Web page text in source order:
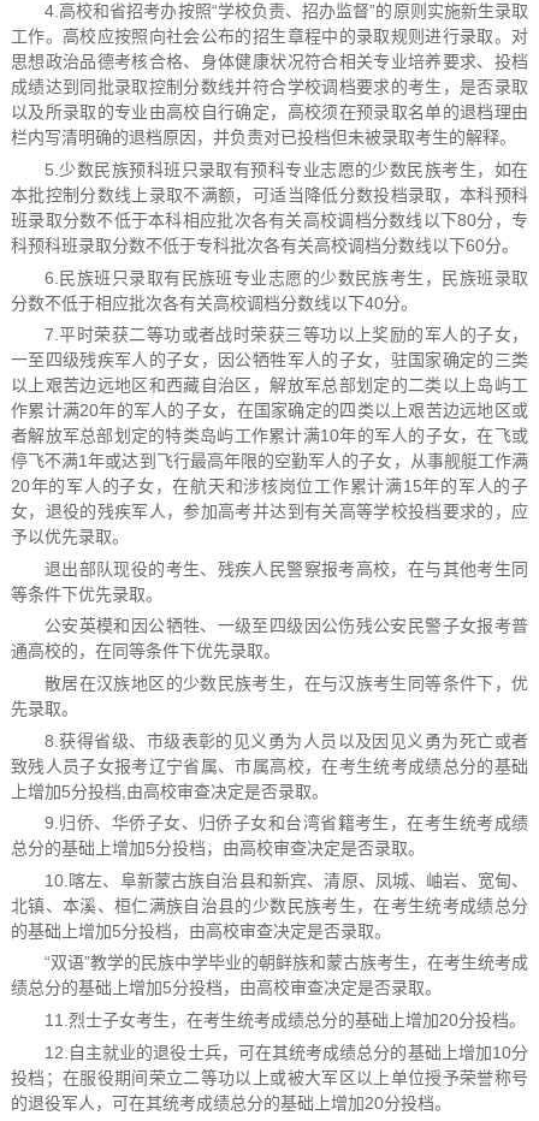
4.高校和省招考办按照“学校负责、招办监督”的原则实施新生录取
工作。高校应按照向社会公布的招生章程中的录取规则进行录取。对
思想政治品德考核合格、身体健康状况符合相关专业培养要求、投档
成绩达到同批录取控制分数线并符合学校调档要求的考生，是否录取
以及所录取的专业由高校自行确定，高校须在预录取名单的退档理由
栏内写清明确的退档原因，并负责对已投档但未被录取考生的解释。
5.少数民族预科班只录取有预科专业志愿的少数民族考生，如在
本批控制分数线上录取不满额，可适当降低分数投档录取，本科预科
班录取分数不低于本科相应批次各有关高校调档分数线以下80分，专
科预科班录取分数不低于专科批次各有关高校调档分数线以下60分。
6.民族班只录取有民族班专业志愿的少数民族考生，民族班录取
分数不低于相应批次各有关高校调档分数线以下40分。
7.平时荣获二等功或者战时荣获三等功以上奖励的军人的子女，
一至四级残疾军人的子女，因公牺牲军人的子女，驻国家确定的三类
以上艰苦边远地区和西藏自治区，解放军总部划定的二类以上岛屿工
作累计满20年的军人的子女，在国家确定的四类以上艰苦边远地区或
者解放军总部划定的特类岛屿工作累计满10年的军人的子女，在飞或
停飞不满1年或达到飞行最高年限的空勤军人的子女，从事舰艇工作满
20年的军人的子女，在航天和涉核岗位工作累计满15年的军人的子
女，退役的残疾军人，参加高考并达到有关高等学校投档要求的，应
予以优先录取。
退出部队现役的考生、残疾人民警察报考高校，在与其他考生同
等条件下优先录取。
公安英模和因公牺牲、一级至四级因公伤残公安民警子女报考普
通高校的，在同等条件下优先录取。
散居在汉族地区的少数民族考生，在与汉族考生同等条件下，优
先录取。
8.获得省级、市级表彰的见义勇为人员以及因见义勇为死亡或者
致残人员子女报考辽宁省属、市属高校，在考生统考成绩总分的基础
上增加5分投档,由高校审查决定是否录取。
9.归侨、华侨子女、归侨子女和台湾省籍考生，在考生统考成绩
总分的基础上增加5分投档，由高校审查决定是否录取。
10.喀左、阜新蒙古族自治县和新宾、清原、凤城、岫岩、宽甸、
北镇、本溪、桓仁满族自治县的少数民族考生，在考生统考成绩总分
的基础上增加5分投档，由高校审查决定是否录取。
“双语”教学的民族中学毕业的朝鲜族和蒙古族考生，在考生统考成
绩总分的基础上增加5分投档，由高校审查决定是否录取。
11.烈士子女考生，在考生统考成绩总分的基础上增加20分投档。
12.自主就业的退役士兵，可在其统考成绩总分的基础上增加10分
投档；在服役期间荣立二等功以上或被大军区以上单位授予荣誉称号
的退役军人，可在其统考成绩总分的基础上增加20分投档。